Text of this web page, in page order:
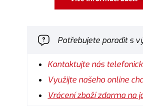
Potřebujete poradit s
Kontaktujte nás
Využijte našeho online
Vrácení zboží zdarma na